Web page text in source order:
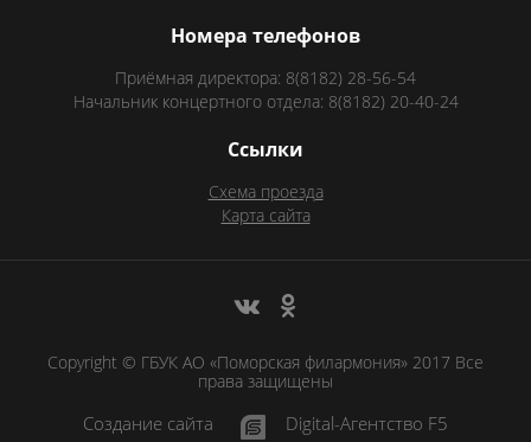
Номера телефонов
Приёмная директора: 8(8182) 28-56-54
Начальник концертного отдела: 8(8182) 20-40-24
Ссылки
Схема проезда
Карта сайта
Copyright © ГБУК АО «Поморская филармония» 2017 Все
права защищены
Создание сайта Digital-Агентство F5